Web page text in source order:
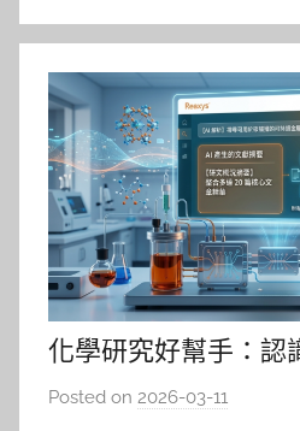
化學研究好幫手：認
庫與 AI 強化新功能
Posted on 2026-03-11